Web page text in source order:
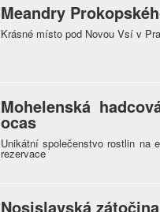
Meandry
Krásné místo pod Novou Vsí v
Mohelenská
ocas
Unikátní společenstvo rostlin na
rezervace
Nosislavská zátočina